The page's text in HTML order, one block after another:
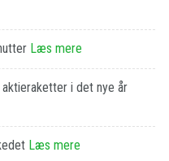
Læs mere
i det nye år
Læs mere